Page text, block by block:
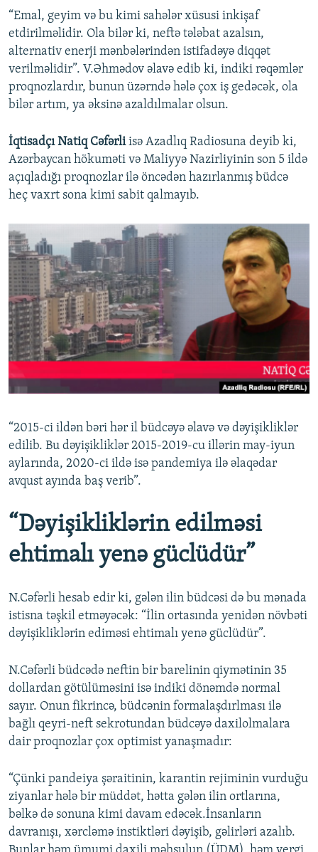
“Emal, geyim və bu kimi sahələr xüsusi inkişaf
etdirilməlidir. Ola bilər ki, neftə tələbat azalsın,
alternativ enerji mənbələrindən istifadəyə diqqət
verilməlidir”. V.Əhmədov əlavə edib ki, indiki rəqəmlər
proqnozlardır, bunun üzərndə hələ çox iş gedəcək, ola
bilər artım, ya əksinə azaldılmalar olsun.
İqtisadçı Natiq Cəfərliisə Azadlıq Radiosuna deyib ki,
Azərbaycan hökuməti və Maliyyə Nazirliyinin son 5 ildə
açıqladığı proqnozlar ilə öncədən hazırlanmış büdcə
heç vaxrt sona kimi sabit qalmayıb.
“2015-ci ildən bəri hər il büdcəyə əlavə və dəyişikliklər
edilib. Bu dəyişikliklər 2015-2019-cu illərin may-iyun
aylarında, 2020-ci ildə isə pandemiya ilə əlaqədar
avqust ayında baş verib”.
“Dəyişikliklərin edilməsi
ehtimalı yenə güclüdür”
N.Cəfərli hesab edir ki, gələn ilin büdcəsi də bu mənada
istisna təşkil etməyəcək: “İlin ortasında yenidən növbəti
dəyişikliklərin ediməsi ehtimalı yenə güclüdür”.
N.Cəfərli büdcədə neftin bir barelinin qiymətinin 35
dollardan götülüməsini isə indiki dönəmdə normal
sayır. Onun fikrincə, büdcənin formalaşdırlması ilə
bağlı qeyri-neft sekrotundan büdcəyə daxilolmalara
dair proqnozlar çox optimist yanaşmadır:
“Çünki pandeiya şəraitinin, karantin rejiminin vurduğu
ziyanlar hələ bir müddət, hətta gələn ilin ortlarına,
bəlkə də sonuna kimi davam edəcək.İnsanların
davranışı, xərcləmə instiktləri dəyişib, gəlirləri azalıb.